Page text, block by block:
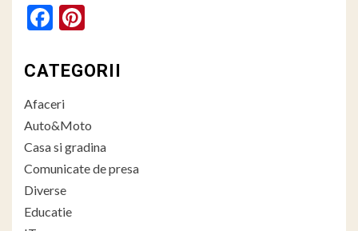
Facebook
CATEGORII
Afaceri
Auto&Moto
Casa si gradina
Comunicate de presa
Diverse
Educatie